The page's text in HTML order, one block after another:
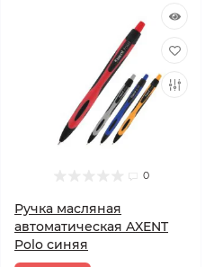
0
Ручка масляная
автоматическая AXENT
Polo синяя